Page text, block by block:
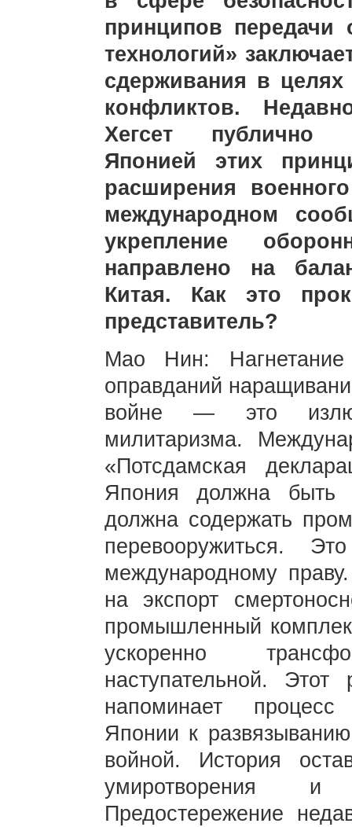
принципов передачи
технологий»
сдерживания в
конфликтов.
Хегсет публично
Японией этих
расширения
международном
укрепление
направлено на
Китая. Как это
представитель?
Мао Нин:
оправданий
войне — это
милитаризма.
«Потсдамская
Япония должна быть
должна содержать
перевооружиться.
международному
на экспорт
промышленный
ускоренно
наступательной.
напоминает процесс
Японии к
войной. История
умиротворения и
Предостережение